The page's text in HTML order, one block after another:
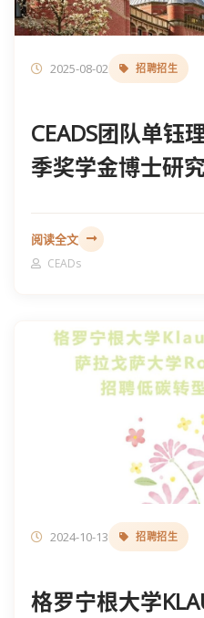
2025-08-02 招聘招生
CEADS团队单钰
季奖学金博士研
阅读全文
CEADs
2024-10-13 招聘招生
格罗宁根大学